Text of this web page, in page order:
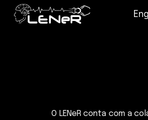
O LENeR conta com a